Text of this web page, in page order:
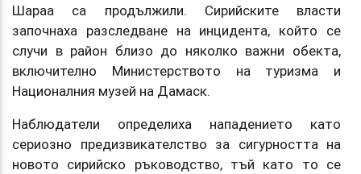
Шараа са продължили. Сирийските власти
започнаха разследване на инцидента, който се
случи в район близо до няколко важни обекта,
включително Министерството на туризма и
Националния музей на Дамаск.
Наблюдатели определиха нападението като
сериозно предизвикателство за сигурността на
новото сирийско ръководство, тъй като то се